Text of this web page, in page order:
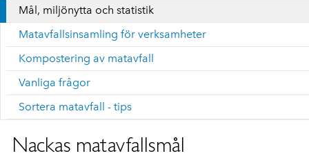
Mål, miljönytta och statistik
Matavfallsinsamling för verksamheter
Kompostering av matavfall
Vanliga frågor
Sortera matavfall - tips
Nackas matavfallsmål